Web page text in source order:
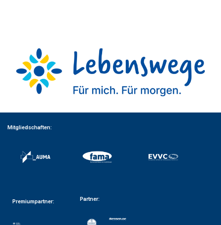
Mitgliedschaften:
Premiumpartner: Partner: